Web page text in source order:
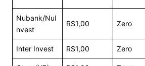
Nubank/NuI
nvest
R$1,00 Zero
Inter Invest R$1,00 Zero